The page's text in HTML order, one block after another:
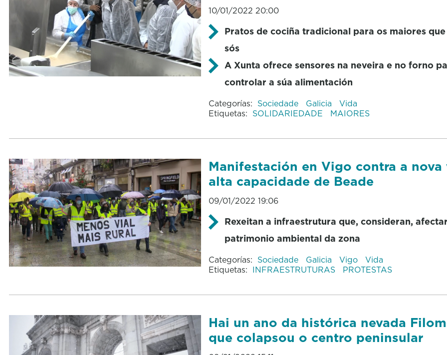
10/01/2022 20:00
Pratos de cociña tradicional para os maiores
sós
A Xunta ofrece sensores na neveira e no forno
controlar a súa alimentación
Categorías: Sociedade Galicia
Vida
Etiquetas: SOLIDARIEDADE MAIORES
Manifestación en Vigo contra a nova
alta capacidade de Beade
09/01/2022 19:06
Rexeitan a infraestrutura que, consideran,
patrimonio ambiental da zona
Categorías: Sociedade Galicia Vigo
Vida
Etiquetas: INFRAESTRUTURAS PROTESTAS
Hai un ano da histórica nevada
que colapsou o centro peninsular